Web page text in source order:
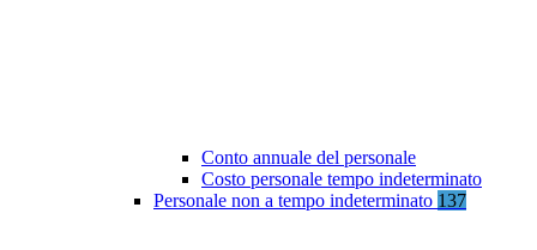
Conto annuale del personale
Costo personale tempo indeterminato
Personale non a tempo indeterminato 137